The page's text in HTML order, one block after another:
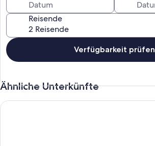
Reisende
Verfügbarkeit prüfen
Ähnliche Unterkünfte
Gemütlicher Rückzugsort auf dem Land